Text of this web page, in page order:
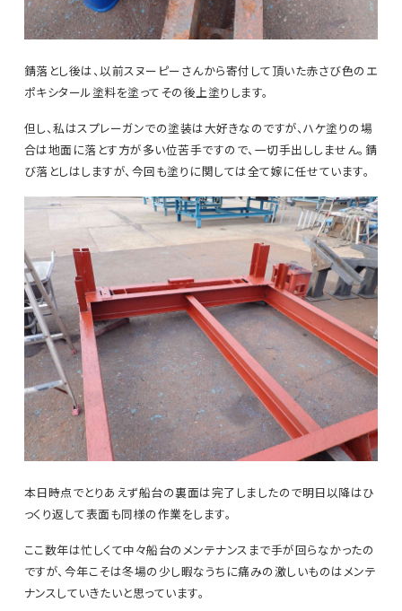
錆落とし後は、以前スヌーピーさんから寄付して頂いた赤さび色のエ
ポキシタール塗料を塗ってその後上塗りします。
但し、私はスプレーガンでの塗装は大好きなのですが、ハケ塗りの場
合は地面に落とす方が多い位苦手ですので、一切手出ししません。錆
び落としはしますが、今回も塗りに関しては全て嫁に任せています。
本日時点でとりあえず船台の裏面は完了しましたので明日以降はひ
っくり返して表面も同様の作業をします。
ここ数年は忙しくて中々船台のメンテナンスまで手が回らなかったの
ですが、今年こそは冬場の少し暇なうちに痛みの激しいものはメンテ
ナンスしていきたいと思っています。